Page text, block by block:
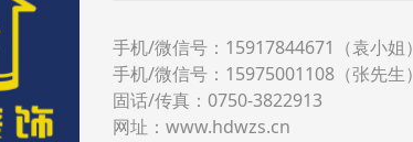
手机/微信号：15917844671（袁小姐）
手机/微信号：15975001108（张先生）
固话/传真：0750-3822913
网址： www.hdwzs.cn